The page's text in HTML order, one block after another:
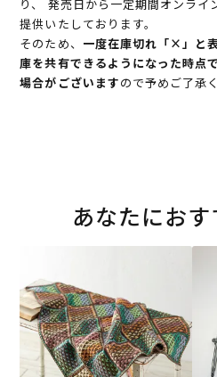
り、 発売日から一定期間オンラ
提供いたしております。
そのため、 一度在庫切れ「×」と
庫を共有できるようになった時点
場合がございますので予めご了承
あなたにお